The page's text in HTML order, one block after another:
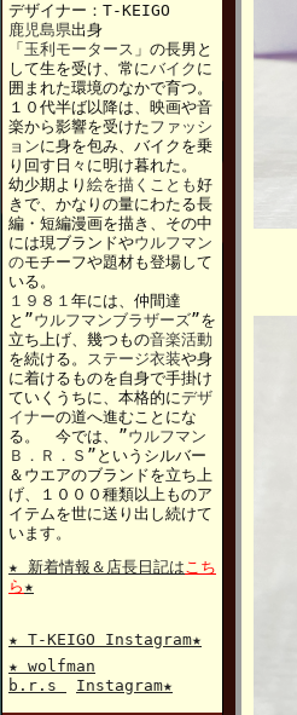
デザイナー：T-KEIGO
鹿児島県出身
「 玉利モータース 」の長男と
して生を受け、常にバイク に
囲まれた環境のなかで育つ。
１０代半ば以降は、映画や音
楽から影響を受けたファッシ
ョンに身を包み、バイクを乗
り回す日々に明け暮れた。
幼少期より 絵を描くことも好
きで、かなりの量にわたる長
編・短編漫画を描き、その中
には現ブランドやウルフマン
のモチーフや題材も登場して
いる。
１９８１ 年には、仲間達
と”ウルフマンブラザーズ”を
立ち上げ、幾つもの音楽活動
を続ける。 ステージ衣装や身
に着けるものを自身で手掛け
ていくうちに、本格的にデザ
イナーの道へ進むことにな
る。 今では、”ウルフマン
Ｂ．Ｒ．Ｓ ”というシルバー
＆ウエアのブランドを立ち上
げ、１０００種類以上ものア
イテムを世に送り出し続けて
います。
★ 新着情報＆店長日記はこち
ら★
★ T-KEIGO Instagram★
★ wolfman
b.r.s
Instagram★